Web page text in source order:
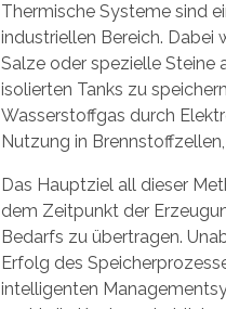
Thermische Systeme sind
industriellen Bereich.
Salze oder spezielle Steine
isolierten Tanks zu
Wasserstoffgas durch
Nutzung in
Das Hauptziel all dieser
dem Zeitpunkt der
Bedarfs zu übertragen.
Erfolg des
intelligenten